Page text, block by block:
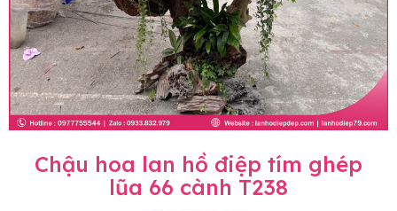
Chậu hoa lan hồ điệp tím ghép
lũa 66 cành T238